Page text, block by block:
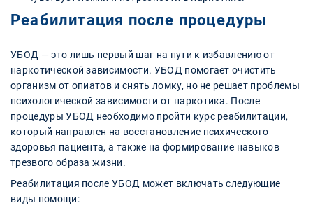
Реабилитация после процедуры
УБОД — это лишь первый шаг на пути к избавлению от
наркотической зависимости. УБОД помогает очистить
организм от опиатов и снять ломку, но не решает проблемы
психологической зависимости от наркотика. После
процедуры УБОД необходимо пройти курс реабилитации,
который направлен на восстановление психического
здоровья пациента, а также на формирование навыков
трезвого образа жизни.
Реабилитация после УБОД может включать следующие
виды помощи: